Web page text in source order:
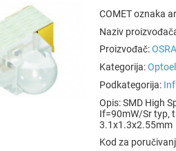
COMET oznaka
Naziv
Proizvođač:
Kategorija:
Podkategorija:
Opis:SMD High
If=90mW/Sr typ,
3.1x1.3x2.55mm
Kod za